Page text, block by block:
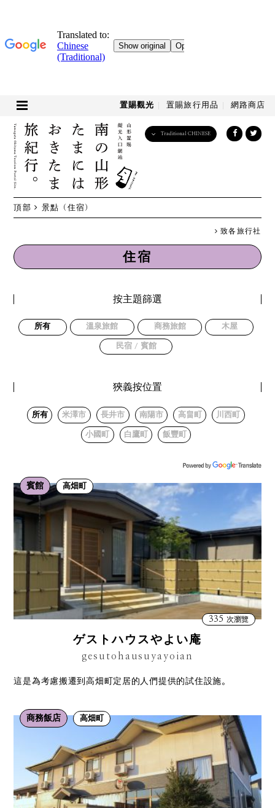
置賜觀光 置賜旅行用品 網路商店
Traditional CHINESE
頂部 景點 （住宿）
致各旅行社
住宿
按主題篩選
所有 溫泉旅館 商務旅館 木屋
民宿 / 賓館
狹義按位置
所有 米澤市 長井市 南陽市 高畠町 川西町
小國町 白鷹町 飯豐町
賓館 高畑町
335 次瀏覽
ゲストハウスやよい庵
gesutohausuyayoian
這是為考慮搬遷到高畑町定居的人們提供的試住設施。
商務飯店 高畑町